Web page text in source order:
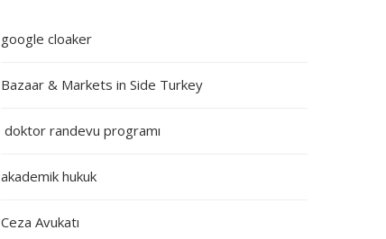
google cloaker
Bazaar & Markets in Side Turkey
doktor randevu programı
akademik hukuk
Ceza Avukatı